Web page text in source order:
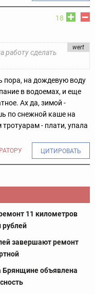
18
wert
работу сделать
пора, на дождевую воду
в водоемах, и еще
Ах да, зимой -
по снежной каше на
- плати, упала
ЦИТИРОВАТЬ
11 километров
рублей
завершают ремонт
Брянщине объявлена